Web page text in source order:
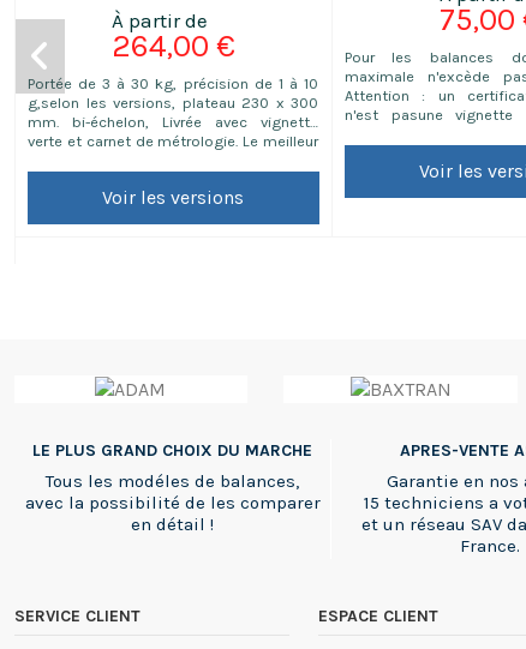
264,00 €
Portée de 3 à 30 kg, précision de 1 à 10
g,selon les versions, plateau 230 x 300
mm. bi-échelon, Livrée avec vignette
verte et carnet de métrologie. Le meilleur
Nos conseils: - Vous vendez des
Voir les versions
75,00
Pour les balances
maximale n'excède
Attention : un certificat
n'est pasune vignette
notammentpour
Voir les
LE PLUS GRAND CHOIX DU MARCHE
Tous les modéles de balances,
avec la possibilité de les comparer
en détail !
APRES-VENTE
Garantie en nos
15 techniciens a
et un réseau SAV
France.
SERVICE CLIENT ESPACE CLIENT